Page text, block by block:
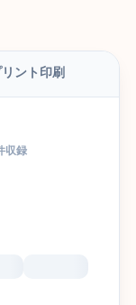
ント印刷
収録